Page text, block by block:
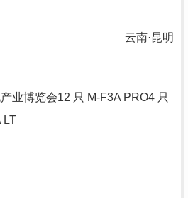
云南·昆明
业博览会12 只 M-F3A PRO4 只
LT